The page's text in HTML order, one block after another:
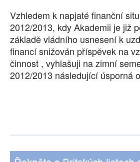
SOCIÁLNÍ SÍTĚ
RUBRIKY
PLNÁ VERZE STRÁNEK
Vzhledem k napjaté finanční
2012/2013, kdy Akademii je již
základě vládního usnesení k
financí snižován příspěvek na
činnost , vyhlašuji na zimní
2012/2013 následující úsporná